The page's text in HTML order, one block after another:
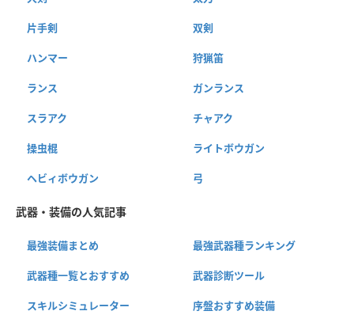
片手剣 双剣
ハンマー 狩猟笛
ランス ガンランス
スラアク チャアク
操虫棍 ライトボウガン
ヘビィボウガン 弓
武器・装備の人気記事
最強装備まとめ 最強武器種ランキング
武器種一覧とおすすめ 武器診断ツール
スキルシミュレーター 序盤おすすめ装備